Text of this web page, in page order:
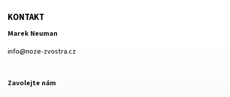
KONTAKT
Marek Neuman
info@noze-zvostra.cz
Zavolejte nám